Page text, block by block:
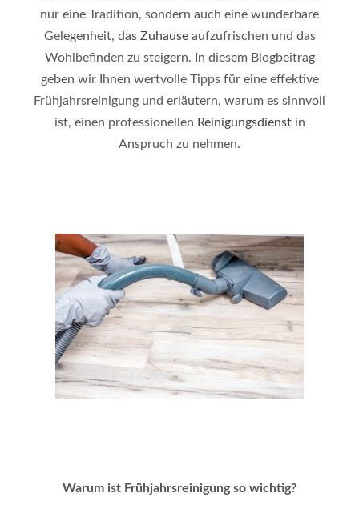
nur eine Tradition, sondern auch eine wunderbare
Gelegenheit, das Zuhauseaufzufrischen und das
Wohlbefinden zu steigern. In diesem Blogbeitrag
geben wir Ihnen wertvolle Tipps für eine effektive
Frühjahrsreinigung und erläutern, warum es sinnvoll
ist, einen professionellen Reinigungsdienstin
Anspruch zu nehmen.
Warum ist Frühjahrsreinigung so wichtig?